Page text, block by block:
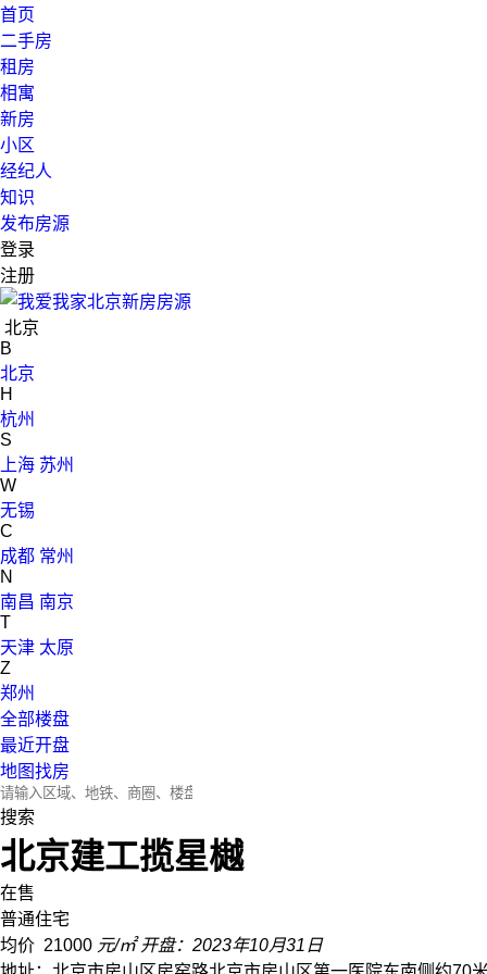
首页
二手房
租房
相寓
新房
小区
经纪人
知识
发布房源
登录
注册
北京
B
北京
H
杭州
S
上海 苏州
W
无锡
C
成都 常州
N
南昌 南京
T
天津 太原
Z
郑州
全部楼盘
最近开盘
地图找房
搜索
北京建工揽星樾
在售
普通住宅
均价 21000 元/㎡ 开盘：2023年10月31日